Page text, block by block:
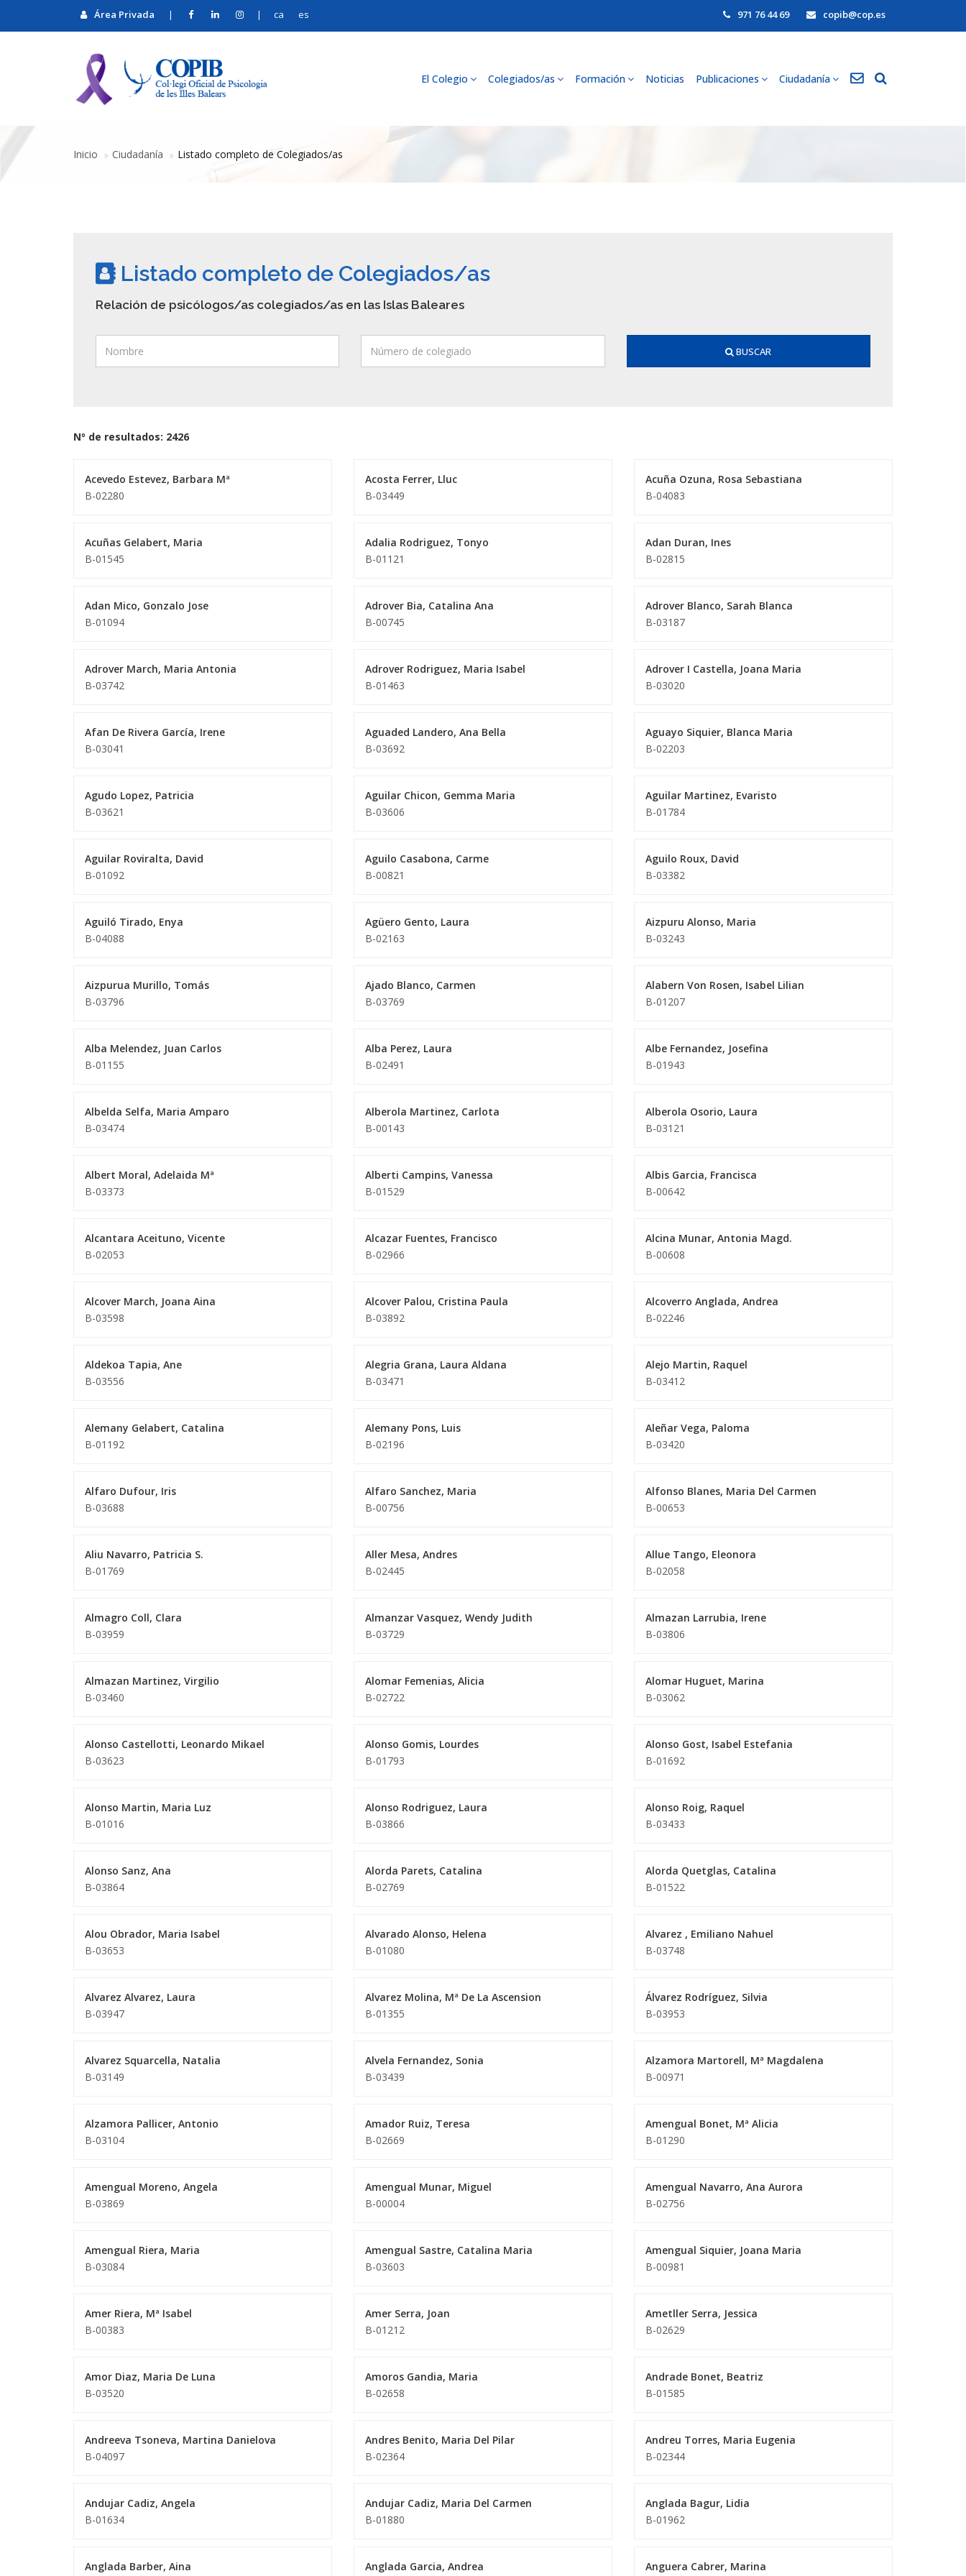
Área Privada | | ca es 971 76 44 69 copib@cop.es
El Colegio Colegiados/as Formación Noticias Publicaciones Ciudadanía
Inicio Ciudadanía Listado completo de Colegiados/as
Listado completo de Colegiados/as
Relación de psicólogos/as colegiados/as en las Islas Baleares
BUSCAR
Nº de resultados: 2426
Acevedo Estevez, Barbara Mª
B-02280
Acosta Ferrer, Lluc
B-03449
Acuña Ozuna, Rosa Sebastiana
B-04083
Acuñas Gelabert, Maria
B-01545
Adalia Rodriguez, Tonyo
B-01121
Adan Duran, Ines
B-02815
Adan Mico, Gonzalo Jose
B-01094
Adrover Bia, Catalina Ana
B-00745
Adrover Blanco, Sarah Blanca
B-03187
Adrover March, Maria Antonia
B-03742
Adrover Rodriguez, Maria Isabel
B-01463
Adrover I Castella, Joana Maria
B-03020
Afan De Rivera García, Irene
B-03041
Aguaded Landero, Ana Bella
B-03692
Aguayo Siquier, Blanca Maria
B-02203
Agudo Lopez, Patricia
B-03621
Aguilar Chicon, Gemma Maria
B-03606
Aguilar Martinez, Evaristo
B-01784
Aguilar Roviralta, David
B-01092
Aguilo Casabona, Carme
B-00821
Aguilo Roux, David
B-03382
Aguiló Tirado, Enya
B-04088
Agüero Gento, Laura
B-02163
Aizpuru Alonso, Maria
B-03243
Aizpurua Murillo, Tomás
B-03796
Ajado Blanco, Carmen
B-03769
Alabern Von Rosen, Isabel Lilian
B-01207
Alba Melendez, Juan Carlos
B-01155
Alba Perez, Laura
B-02491
Albe Fernandez, Josefina
B-01943
Albelda Selfa, Maria Amparo
B-03474
Alberola Martinez, Carlota
B-00143
Alberola Osorio, Laura
B-03121
Albert Moral, Adelaida Mª
B-03373
Alberti Campins, Vanessa
B-01529
Albis Garcia, Francisca
B-00642
Alcantara Aceituno, Vicente
B-02053
Alcazar Fuentes, Francisco
B-02966
Alcina Munar, Antonia Magd.
B-00608
Alcover March, Joana Aina
B-03598
Alcover Palou, Cristina Paula
B-03892
Alcoverro Anglada, Andrea
B-02246
Aldekoa Tapia, Ane
B-03556
Alegria Grana, Laura Aldana
B-03471
Alejo Martin, Raquel
B-03412
Alemany Gelabert, Catalina
B-01192
Alemany Pons, Luis
B-02196
Aleñar Vega, Paloma
B-03420
Alfaro Dufour, Iris
B-03688
Alfaro Sanchez, Maria
B-00756
Alfonso Blanes, Maria Del Carmen
B-00653
Aliu Navarro, Patricia S.
B-01769
Aller Mesa, Andres
B-02445
Allue Tango, Eleonora
B-02058
Almagro Coll, Clara
B-03959
Almanzar Vasquez, Wendy Judith
B-03729
Almazan Larrubia, Irene
B-03806
Almazan Martinez, Virgilio
B-03460
Alomar Femenias, Alicia
B-02722
Alomar Huguet, Marina
B-03062
Alonso Castellotti, Leonardo Mikael
B-03623
Alonso Gomis, Lourdes
B-01793
Alonso Gost, Isabel Estefania
B-01692
Alonso Martin, Maria Luz
B-01016
Alonso Rodriguez, Laura
B-03866
Alonso Roig, Raquel
B-03433
Alonso Sanz, Ana
B-03864
Alorda Parets, Catalina
B-02769
Alorda Quetglas, Catalina
B-01522
Alou Obrador, Maria Isabel
B-03653
Alvarado Alonso, Helena
B-01080
Alvarez , Emiliano Nahuel
B-03748
Alvarez Alvarez, Laura
B-03947
Alvarez Molina, Mª De La Ascension
B-01355
Álvarez Rodríguez, Silvia
B-03953
Alvarez Squarcella, Natalia
B-03149
Alvela Fernandez, Sonia
B-03439
Alzamora Martorell, Mª Magdalena
B-00971
Alzamora Pallicer, Antonio
B-03104
Amador Ruiz, Teresa
B-02669
Amengual Bonet, Mª Alicia
B-01290
Amengual Moreno, Angela
B-03869
Amengual Munar, Miguel
B-00004
Amengual Navarro, Ana Aurora
B-02756
Amengual Riera, Maria
B-03084
Amengual Sastre, Catalina Maria
B-03603
Amengual Siquier, Joana Maria
B-00981
Amer Riera, Mª Isabel
B-00383
Amer Serra, Joan
B-01212
Ametller Serra, Jessica
B-02629
Amor Diaz, Maria De Luna
B-03520
Amoros Gandia, Maria
B-02658
Andrade Bonet, Beatriz
B-01585
Andreeva Tsoneva, Martina Danielova
B-04097
Andres Benito, Maria Del Pilar
B-02364
Andreu Torres, Maria Eugenia
B-02344
Andujar Cadiz, Angela
B-01634
Andujar Cadiz, Maria Del Carmen
B-01880
Anglada Bagur, Lidia
B-01962
Anglada Barber, Aina Anglada Garcia, Andrea Anguera Cabrer, Marina